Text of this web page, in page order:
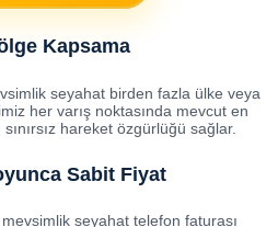
Kapsama
seyahat birden fazla ülke veya
her varış noktasında mevcut en
hareket özgürlüğü sağlar.
Sabit Fiyat
seyahat telefon faturası